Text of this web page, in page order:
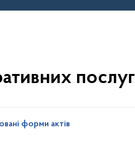
послуг
форми актів